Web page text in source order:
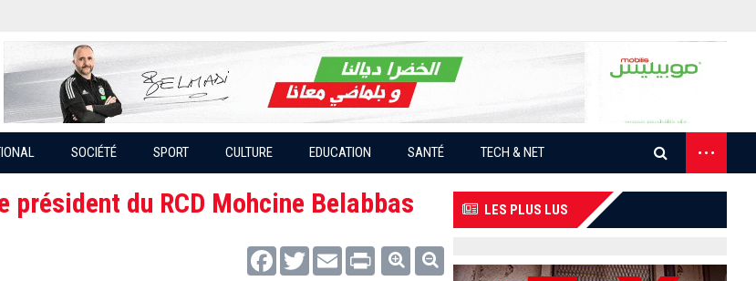
SOCIÉTÉ SPORT CULTURE EDUCATION SANTÉ TECH & NET
...
du RCD Mohcine Belabbas
FacebookTwitter Email Print
LES PLUS LUS